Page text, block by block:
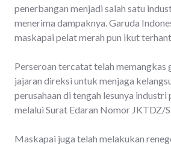
penerbangan menjadi salah satu
menerima dampaknya. Garuda
maskapai pelat merah pun ikut
Perseroan tercatat telah memangkas
jajaran direksi untuk menjaga
perusahaan di tengah lesunya industri
melalui Surat Edaran Nomor JKTDZ/
Maskapai juga telah melakukan